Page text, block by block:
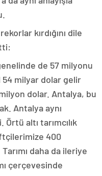
kırdığını dile
de 57 milyonu
54 milyar dolar gelir
dolar. Antalya, bu
Antalya aynı
altı tarımcılık
400
daha da ileriye
çerçevesinde